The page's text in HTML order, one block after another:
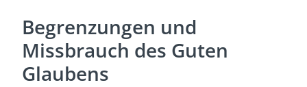
Begrenzungen und
Missbrauch des Guten
Glaubens